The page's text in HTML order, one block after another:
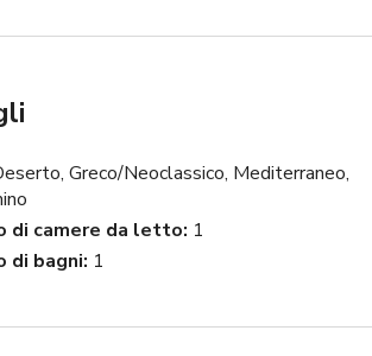
progettato tenendo conto
è ottima per tutti i tipi di produzione:
creatori, ecc!
accesso all'intero cortile e a un
in strada disponibile & alcuni posti auto
Greco/Neoclassico, Mediterraneo,
di camere da letto 1
di bagni 1